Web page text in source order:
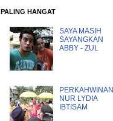
PALING HANGAT
SAYA MASIH
SAYANGKAN
ABBY - ZUL
PERKAHWINAN
NUR LYDIA
IBTISAM